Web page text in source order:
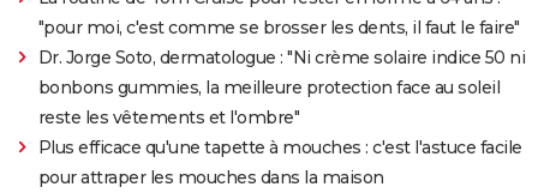
"pour moi, c'est comme se brosser les dents, il faut le faire"
Dr. Jorge Soto, dermatologue : "Ni crème solaire indice 50 ni
bonbons gummies, la meilleure protection face au soleil
reste les vêtements et l'ombre"
Plus efficace qu'une tapette à mouches : c'est l'astuce facile
pour attraper les mouches dans la maison